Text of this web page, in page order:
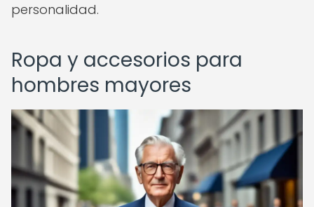
personalidad.
Ropa y accesorios para
hombres mayores